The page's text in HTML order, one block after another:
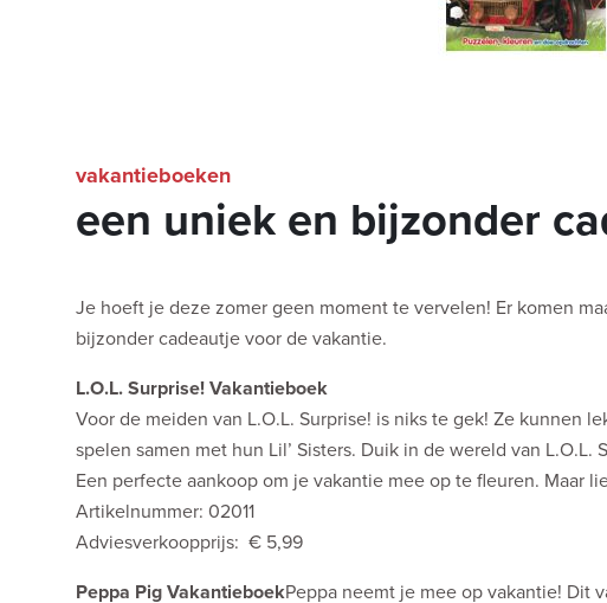
een uniek en bijzonder
vakantieboeken
Je hoeft je deze zomer geen moment te vervelen! Er komen
bijzonder cadeautje voor de vakantie.
L.O.L. Surprise! Vakantieboek
Voor de meiden van L.O.L. Surprise! is niks te gek! Ze kunnen
spelen samen met hun Lil’ Sisters. Duik in de wereld van L.O.L.
Een perfecte aankoop om je vakantie mee op te fleuren. Maar
Artikelnummer: 02011
Adviesverkoopprijs: € 5,99
Peppa Pig VakantieboekPeppa neemt je mee op vakantie! Dit